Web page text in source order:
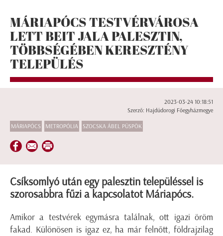
MÁRIAPÓCS TESTVÉRVÁROSA
LETT BEIT JALA PALESZTIN,
TÖBBSÉGÉBEN KERESZTÉNY
TELEPÜLÉS
2023-03-24 10:18:51
Szerző: Hajdúdorogi Főegyházmegye
MÁRIAPÓCS METROPÓLIA SZOCSKA ÁBEL PÜSPÖK
Csíksomlyó után egy palesztin településsel is
szorosabbra fűzi a kapcsolatot Máriapócs.
Amikor a testvérek egymásra találnak, ott igazi öröm
fakad. Különösen is igaz ez, ha már felnőtt, földrajzilag